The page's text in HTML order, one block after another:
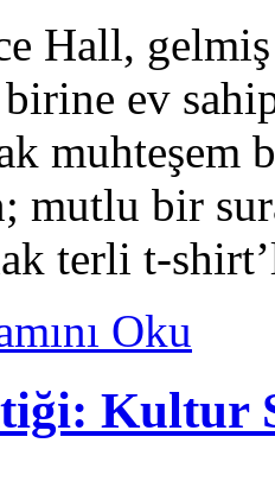
Hall,
ev
mutlu bir
terli t-
Oku
Kultur